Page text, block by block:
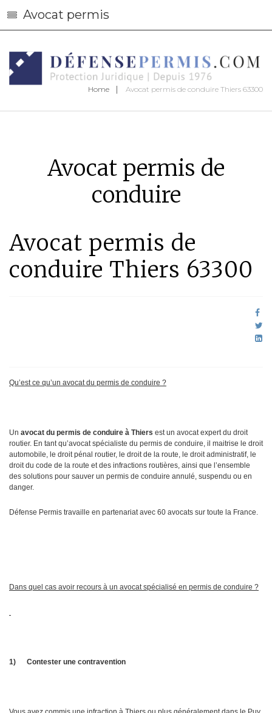
Avocat permis
Home Avocat permis de conduire Thiers 63300
Avocat permis de
conduire
Avocat permis de
conduire Thiers 63300
Qu’est ce qu’un avocat du permis de conduire ?
Un avocat du permis de conduire à Thiers est un avocat expert du droit
routier. En tant qu’avocat spécialiste du permis de conduire, il maitrise le droit
automobile, le droit pénal routier, le droit de la route, le droit administratif, le
droit du code de la route et des infractions routières, ainsi que l’ensemble
des solutions pour sauver un permis de conduire annulé, suspendu ou en
danger.
Défense Permis travaille en partenariat avec 60 avocats sur toute la France.
Dans quel cas avoir recours à un avocat spécialisé en permis de conduire ?
1) Contester une contravention